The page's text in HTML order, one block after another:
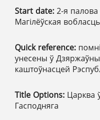
Start date: 2-я палова
Магілёўская вобласць
Quick reference:
унесены ў Дзяржаўны
каштоўнасцей
Title Options: Царква
Гасподняга